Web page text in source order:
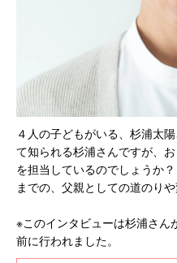
４人の子どもがいる、杉浦太
て知られる杉浦さんですが、
を担当しているのでしょうか
までの、父親としての道のり
※このインタビューは杉浦さん
前に行われました。